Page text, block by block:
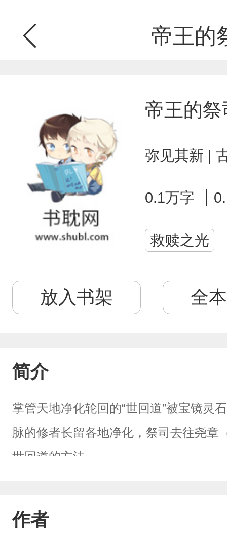
帝王的
帝王的
弥见其新 |
0.1万字
救赎之光
放入书架 全
简介
掌管天地净化轮回的“世回道”被宝镜灵
脉的修者长留各地净化，祭司去往尧章
世回道的方法
作者